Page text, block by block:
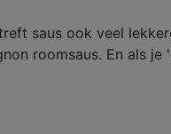
saus ook veel
roomsaus. En als